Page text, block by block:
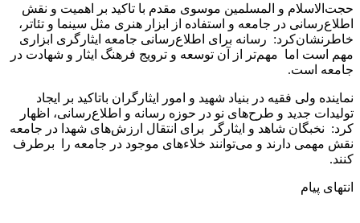
حجت‌الاسلام و المسلمین موسوی مقدم با تاکید بر اهمیت و نقش
اطلاع‌رسانی در جامعه و استفاده از ابزار هنری مثل سینما و تئاتر،
خاطرنشان‌کرد: رسانه‌ برای اطلاع‌رسانی جامعه ایثارگری ابزاری
مهم است اما مهم‌تر از آن توسعه و ترویج فرهنگ ایثار و شهادت در
جامعه است.
نماینده ولی فقیه در بنیاد شهید و امور ایثارگران باتاکید بر ایجاد
تولیدات جدید و طرح‌های نو در حوزه رسانه و اطلاع‌رسانی، اظهار
کرد: نخبگان شاهد و ایثارگر برای انتقال ارزش‌های شهدا در جامعه
نقش مهمی دارند و می‌توانند خلاء‌های موجود در جامعه را برطرف
کنند.
انتهای پیام